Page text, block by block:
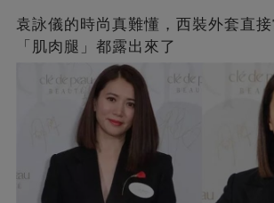
袁詠儀的時尚真難懂，西裝外套直接
「肌肉腿」都露出來了